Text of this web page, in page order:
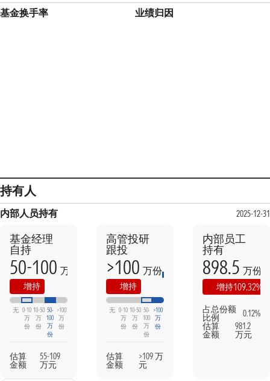
基金换手率 业绩归因
持有人
内部人员持有 2025-12-31
基金经理
自持
50-100 万份
增持
上期
无 0-10
万
份
10-50
万
份
50-
100
万
份
>100
万
份
估算
金额
55-109
万元
高管投研
跟投
>100 万份
增持
无 0-10
万
份
10-50
万
份
50-
100
万
份
>100
万
份
估算
金额
>109 万
元
内部员工
持有
898.5 万份
增持109.32%
占总份额
比例
0.12%
估算
金额
981.2
万元